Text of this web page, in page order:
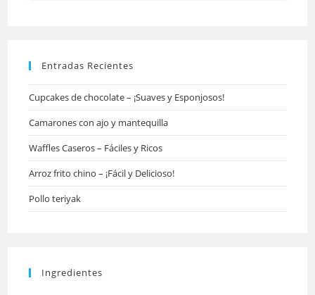
Entradas Recientes
Cupcakes de chocolate – ¡Suaves y Esponjosos!
Camarones con ajo y mantequilla
Waffles Caseros – Fáciles y Ricos
Arroz frito chino – ¡Fácil y Delicioso!
Pollo teriyak
Ingredientes